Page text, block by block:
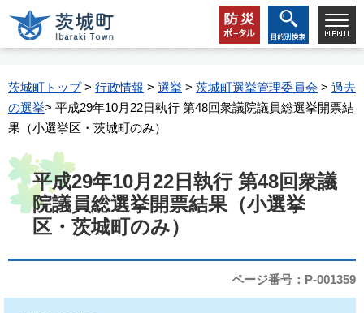
茨城町トップ> 行政情報 > 選挙 > 茨城町選挙管理委員会 > 過去
の選挙> 平成29年10月22日執行 第48回衆議院議員総選挙開票結
果（小選挙区・茨城町のみ）
平成29年10月22日執行 第48回衆議
院議員総選挙開票結果（小選挙
区・茨城町のみ）
ページ番号：P-001359